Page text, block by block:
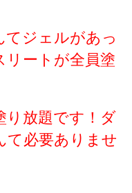
てジェルがあっ
ートが全員塗
り放題です！ダ
て必要ありませ